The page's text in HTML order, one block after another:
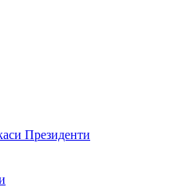
Президенти